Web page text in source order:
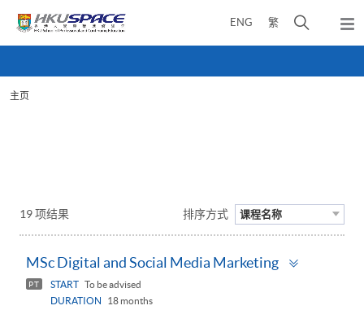
ENG 繁
开
弹
出
菜
主页
19 项结果 排序方式 课程名称
MSc Digital and Social Media Marketing
PT START To be advised
DURATION
18 months